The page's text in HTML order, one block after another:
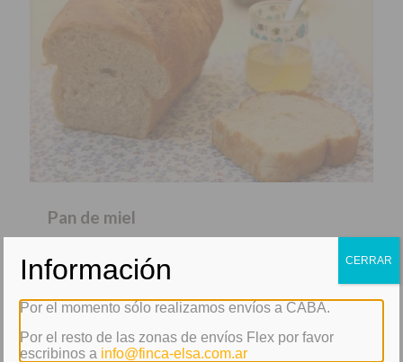
Pan de miel
1 – Ponemos en un bol la harina y la sal, mezclamos. 2 –
Entibiamos la leche y deshacemos en ella la levadura
el aceite y la miel a la harina.[…]
1
Información
Por el momento sólo realizamos envíos a CABA.
Por el resto de las zonas de envíos Flex por favor
escribinos a info@finca-elsa.com.ar
CERRAR